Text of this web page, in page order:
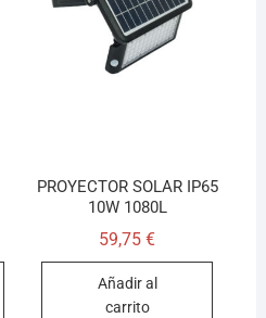
PROYECTOR SOLAR IP65
10W 1080L
59,75€
Añadir al
carrito